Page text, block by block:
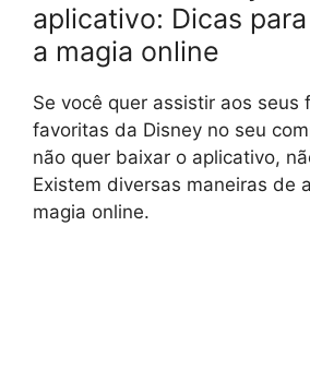
aplicativo: Dicas
a magia online
Se você quer assistir aos seus
favoritas da Disney no seu
não quer baixar o aplicativo,
Existem diversas maneiras de
magia online.